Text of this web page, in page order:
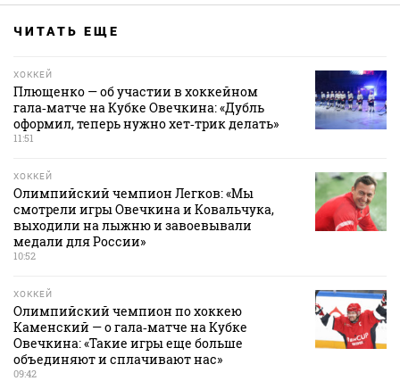
ЧИТАТЬ ЕЩЕ
ХОККЕЙ
Плющенко — об участии в хоккейном
гала‑матче на Кубке Овечкина: «Дубль
оформил, теперь нужно хет‑трик делать»
11:51
ХОККЕЙ
Олимпийский чемпион Легков: «Мы
смотрели игры Овечкина и Ковальчука,
выходили на лыжню и завоевывали
медали для России»
10:52
ХОККЕЙ
Олимпийский чемпион по хоккею
Каменский — о гала‑матче на Кубке
Овечкина: «Такие игры еще больше
объединяют и сплачивают нас»
09:42